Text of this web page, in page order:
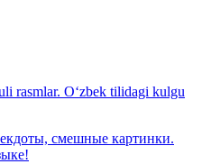
rasmlar. O‘zbek tilidagi kulgu
смешные картинки.